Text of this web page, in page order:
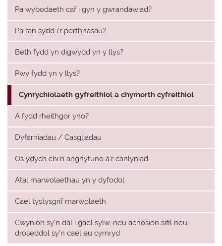
Pa wybodaeth caf i gyn y gwrandawiad?
Pa ran sydd i'r perthnasau?
Beth fydd yn digwydd yn y llys?
Pwy fydd yn y llys?
Cynrychiolaeth gyfreithiol a chymorth cyfreithiol
A fydd rheithgor yno?
Dyfarniadau / Casgliadau
Os ydych chi'n anghytuno â'r canlyniad
Atal marwolaethau yn y dyfodol
Cael tystysgrif marwolaeth
Cwynion sy'n dal i gael sylw, neu achosion sifil neu
droseddol sy'n cael eu cymryd